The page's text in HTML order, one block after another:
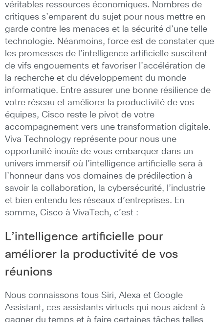
véritables ressources économiques. Nombres de
critiques s’emparent du sujet pour nous mettre en
garde contre les menaces et la sécurité d’une telle
technologie. Néanmoins, force est de constater que
les promesses de l’intelligence artificielle suscitent
de vifs engouements et favoriser l’accélération de
la recherche et du développement du monde
informatique. Entre assurer une bonne résilience de
votre réseau et améliorer la productivité de vos
équipes, Cisco reste le pivot de votre
accompagnement vers une transformation digitale.
Viva Technology représente pour nous une
opportunité inouïe de vous embarquer dans un
univers immersif où l’intelligence artificielle sera à
l’honneur dans vos domaines de prédilection à
savoir la collaboration, la cybersécurité, l’industrie
et bien entendu les réseaux d’entreprises. En
somme, Cisco à VivaTech, c’est :
L’intelligence artificielle pour
améliorer la productivité de vos
réunions
Nous connaissons tous Siri, Alexa et Google
Assistant, ces assistants virtuels qui nous aident à
gagner du temps et à faire certaines tâches telles